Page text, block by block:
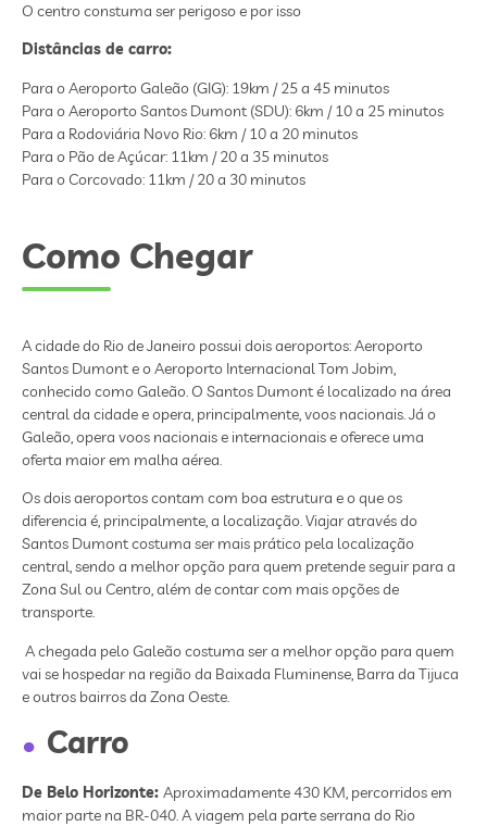
O centro constuma ser perigoso e por isso
Distâncias de carro:
Para o Aeroporto Galeão (GIG): 19km / 25 a 45 minutos
Para o Aeroporto Santos Dumont (SDU): 6km / 10 a 25 minutos
Para a Rodoviária Novo Rio: 6km / 10 a 20 minutos
Para o Pão de Açúcar: 11km / 20 a 35 minutos
Para o Corcovado: 11km / 20 a 30 minutos
Como Chegar
A cidade do Rio de Janeiro possui dois aeroportos: Aeroporto
Santos Dumont e o Aeroporto Internacional Tom Jobim,
conhecido como Galeão. O Santos Dumont é localizado na área
central da cidade e opera, principalmente, voos nacionais. Já o
Galeão, opera voos nacionais e internacionais e oferece uma
oferta maior em malha aérea.
Os dois aeroportos contam com boa estrutura e o que os
diferencia é, principalmente, a localização. Viajar através do
Santos Dumont costuma ser mais prático pela localização
central, sendo a melhor opção para quem pretende seguir para a
Zona Sul ou Centro, além de contar com mais opções de
transporte.
A chegada pelo Galeão costuma ser a melhor opção para quem
vai se hospedar na região da Baixada Fluminense, Barra da Tijuca
e outros bairros da Zona Oeste.
Carro
De Belo Horizonte: Aproximadamente 430 KM, percorridos em
maior parte na BR-040. A viagem pela parte serrana do Rio